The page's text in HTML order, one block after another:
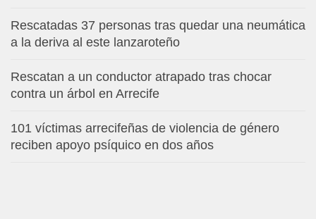
Rescatadas 37 personas tras quedar una neumática
a la deriva al este lanzaroteño
Rescatan a un conductor atrapado tras chocar
contra un árbol en Arrecife
101 víctimas arrecifeñas de violencia de género
reciben apoyo psíquico en dos años